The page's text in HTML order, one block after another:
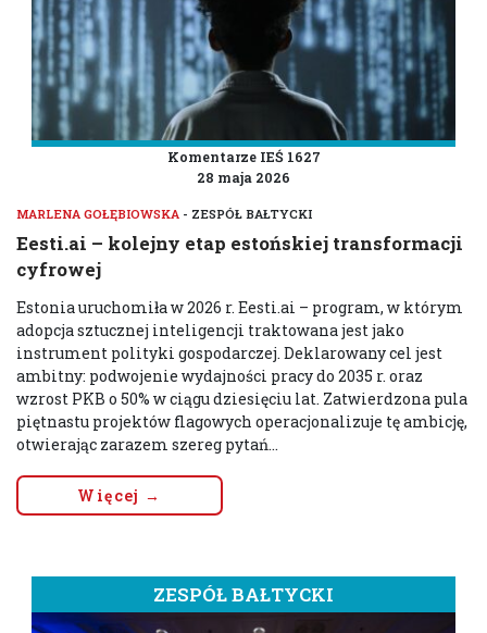
Komentarze IEŚ 1627
28 maja 2026
MARLENA GOŁĘBIOWSKA - ZESPÓŁ BAŁTYCKI
Eesti.ai – kolejny etap estońskiej transformacji
cyfrowej
Estonia uruchomiła w 2026 r. Eesti.ai – program, w którym
adopcja sztucznej inteligencji traktowana jest jako
instrument polityki gospodarczej. Deklarowany cel jest
ambitny: podwojenie wydajności pracy do 2035 r. oraz
wzrost PKB o 50% w ciągu dziesięciu lat. Zatwierdzona pula
piętnastu projektów flagowych operacjonalizuje tę ambicję,
otwierając zarazem szereg pytań...
Więcej →
ZESPÓŁ BAŁTYCKI